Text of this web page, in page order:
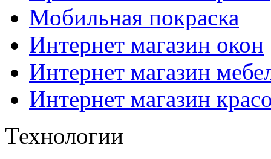
Мобильная покраска
Интернет магазин окон
Интернет магазин
Интернет магазин
Технологии